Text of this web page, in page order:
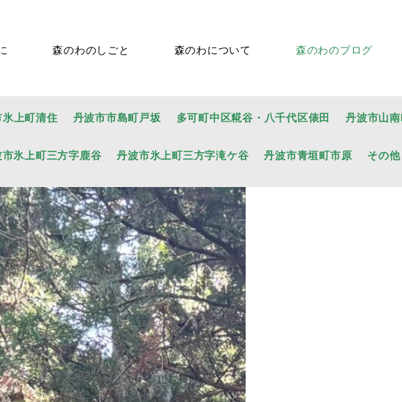
森のわのしごと 森のわについて 森のわのブログ
上町清住 丹波市市島町戸坂 多可町中区糀谷・八千代区俵田 丹波市山
氷上町三方字鹿谷 丹波市氷上町三方字滝ケ谷 丹波市青垣町市原 その他